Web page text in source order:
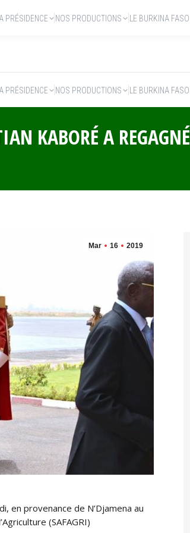
PRÉSIDENCE NOS PRODUCTIONS LE BURKINA FASO
KABORÉ A REGAGNÉ
Mar 16 2019
en provenance de N’Djamena au
(SAFAGRI)
PRÉSIDENCE NOS PRODUCTIONS LE BURKINA FASO